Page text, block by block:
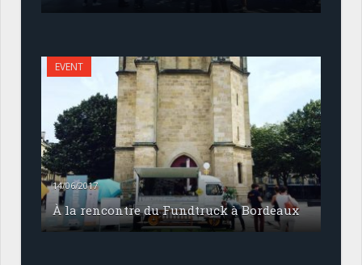
EVENT
14/06/2017
À la rencontre du Fundtruck à Bordeaux